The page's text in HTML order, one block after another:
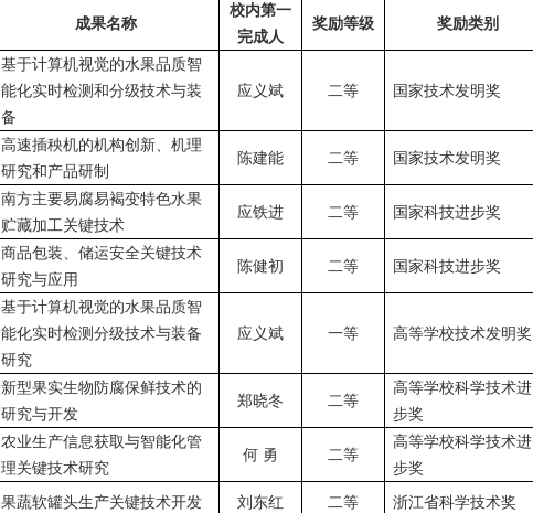
成果名称
校内第一
完成人
奖励等级 奖励类别
基于计算机视觉的水果品质智
能化实时检测和分级技术与装
备
应义斌 二等 国家技术发明奖
高速插秧机的机构创新、机理
研究和产品研制
陈建能 二等 国家技术发明奖
南方主要易腐易褐变特色水果
贮藏加工关键技术
应铁进 二等 国家科技进步奖
商品包装、储运安全关键技术
研究与应用
陈健初 二等 国家科技进步奖
基于计算机视觉的水果品质智
能化实时检测分级技术与装备
研究
应义斌 一等 高等学校技术发明奖
新型果实生物防腐保鲜技术的
研究与开发
郑晓冬 二等
高等学校科学技术进
步奖
农业生产信息获取与智能化管
理关键技术研究
何 勇 二等
高等学校科学技术进
步奖
果蔬软罐头生产关键技术开发 刘东红 二等 浙江省科学技术奖